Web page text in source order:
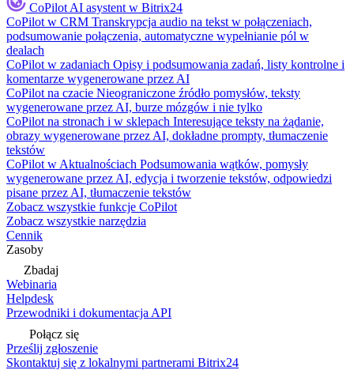
CoPilot AI asystent w Bitrix24
CoPilot w CRM Transkrypcja audio na tekst w połączeniach,
podsumowanie połączenia, automatyczne wypełnianie pól w
dealach
CoPilot w zadaniach Opisy i podsumowania zadań, listy kontrolne i
komentarze wygenerowane przez AI
CoPilot na czacie Nieograniczone źródło pomysłów, teksty
wygenerowane przez AI, burze mózgów i nie tylko
CoPilot na stronach i w sklepach Interesujące teksty na żądanie,
obrazy wygenerowane przez AI, dokładne prompty, tłumaczenie
tekstów
CoPilot w Aktualnościach Podsumowania wątków, pomysły
wygenerowane przez AI, edycja i tworzenie tekstów, odpowiedzi
pisane przez AI, tłumaczenie tekstów
Zobacz wszystkie funkcje CoPilot
Zobacz wszystkie narzędzia
Cennik
Zasoby
Zbadaj
Webinaria
Helpdesk
Przewodniki i dokumentacja API
Połącz się
Prześlij zgłoszenie
Skontaktuj się z lokalnymi partnerami Bitrix24